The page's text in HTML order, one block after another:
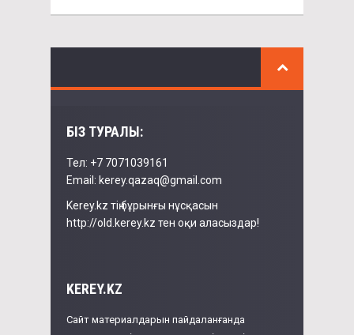
БІЗ ТУРАЛЫ:
Тел: +7 7071039161
Email: kerey.qazaq@gmail.com
Kerey.kz тің бұрынғы нұсқасын
http://old.kerey.kz тен оқи аласыздар!
KEREY.KZ
Сайт материалдарын пайдаланғанда